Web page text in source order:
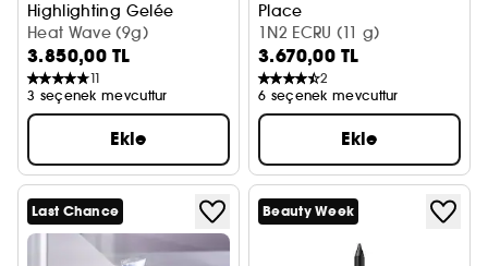
Highlighting Gelée
Aydınlatıcı Pudra
Heat Wave (9g)
3.850,00 TL
11
3 seçenek mevcuttur
Ekle
Place
Pudra Fondöten
1N2 ECRU​ (11 g)
3.670,00 TL
2
6 seçenek mevcuttur
Ekle
Last Chance Beauty Week